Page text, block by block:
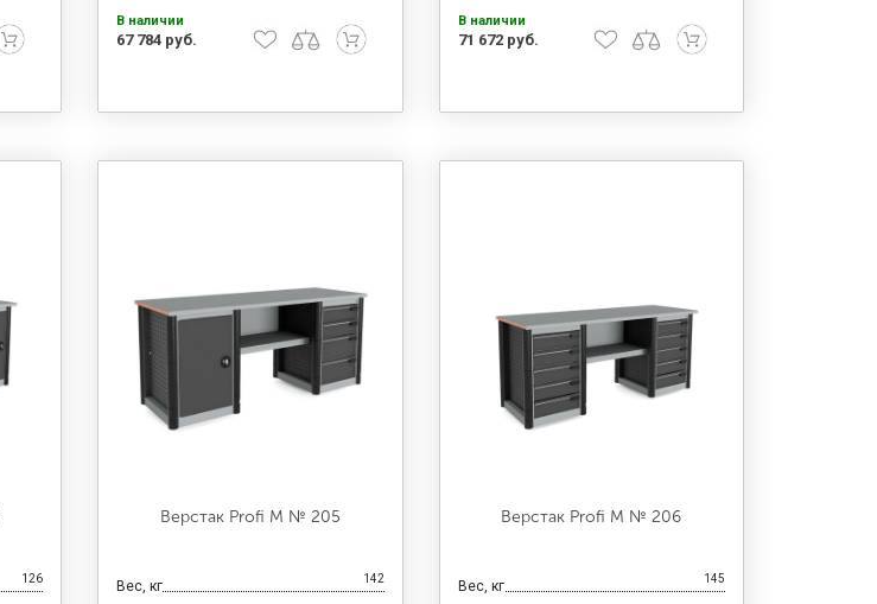
В наличии
67 784 руб.
В наличии
71 672 руб.
126
Верстак Profi M № 205
Вес, кг 142
Верстак Profi M № 206
Вес, кг 145